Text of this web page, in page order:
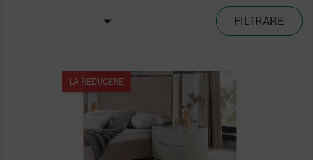
 FILTRARE
LA REDUCERE